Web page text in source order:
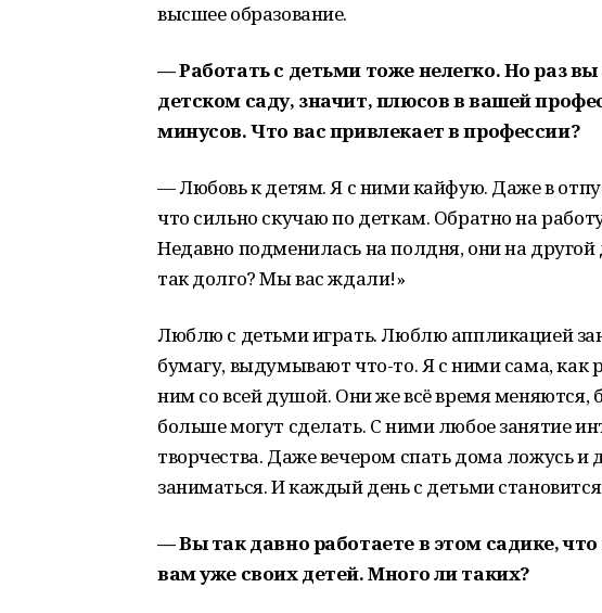
высшее образование.
— Работать с детьми тоже нелегко. Но раз вы
детском саду, значит, плюсов в вашей
минусов. Что вас привлекает в профессии?
— Любовь к детям. Я с ними кайфую. Даже в
что сильно скучаю по деткам. Обратно на
Недавно подменилась на полдня, они на
так долго? Мы вас ждали!»
Люблю с детьми играть. Люблю аппликацией
бумагу, выдумывают что-то. Я с ними сама, как
ним со всей душой. Они же всё время
больше могут сделать. С ними любое занятие
творчества. Даже вечером спать дома ложусь
заниматься. И каждый день с детьми
— Вы так давно работаете в этом садике,
вам уже своих детей. Много ли таких?